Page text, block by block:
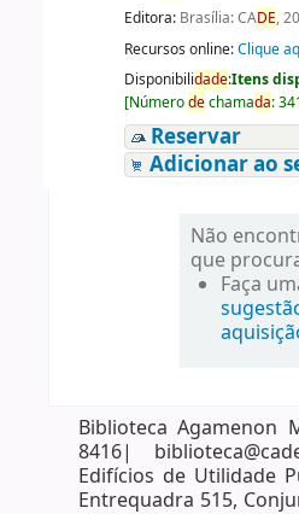
Editora: Brasília: CADE,
Recursos online:Clique
Disponibilidade:Itens
[Númerodechamada:
Reservar
Adicionar ao
Não
que
Faça
Biblioteca Agamenon
8416|
Edifícios de Utilidade
Entrequadra 515,